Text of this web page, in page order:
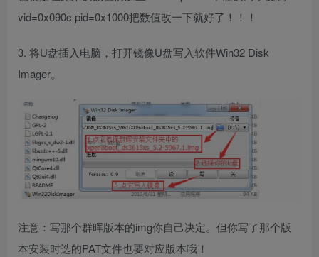
vid=0x090c pid=0x1000把数值改一下就好了！！！
3. 将U盘插入电脑，打开镜像U盘写入软件Win32 Disk
Imager。
注意：写那个群晖版本的img你自己决定。但你写了那个版
本安装时选的PAT文件也要对应版本哦！